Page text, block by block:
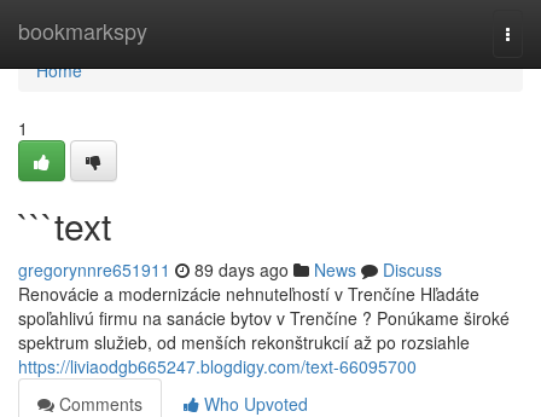
bookmarkspy
Home
Home
1
```text
gregorynnre651911 89 days ago News
Discuss
Renovácie a modernizácie nehnuteľností v Trenčíne Hľadáte
spoľahlivú firmu na sanácie bytov v Trenčíne ? Ponúkame široké
spektrum služieb, od menších rekonštrukcií až po rozsiahle
https://liviaodgb665247.blogdigy.com/text-66095700
Comments
Who Upvoted